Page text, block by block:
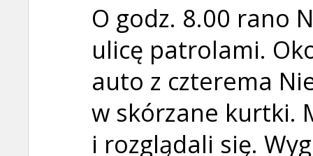
O godz. 8.00 rano
ulicę patrolami.
auto z czterema
w skórzane kurtki.
i rozglądali się.